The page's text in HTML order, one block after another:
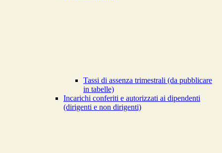
Tassi di assenza trimestrali (da pubblicare
in tabelle)
Incarichi conferiti e autorizzati ai dipendenti
(dirigenti e non dirigenti)